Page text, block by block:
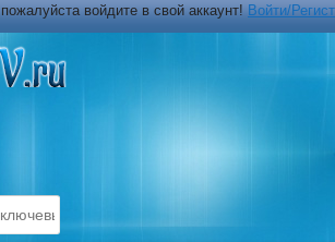
войдите в свой аккаунт!Войти/